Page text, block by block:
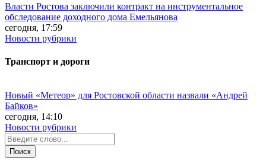
Власти Ростова заключили контракт на инструментальное
обследование доходного дома Емельянова
сегодня, 17:59
Новости рубрики
Транспорт и дороги
Новый «Метеор» для Ростовской области назвали «Андрей
Байков»
сегодня, 14:10
Новости рубрики